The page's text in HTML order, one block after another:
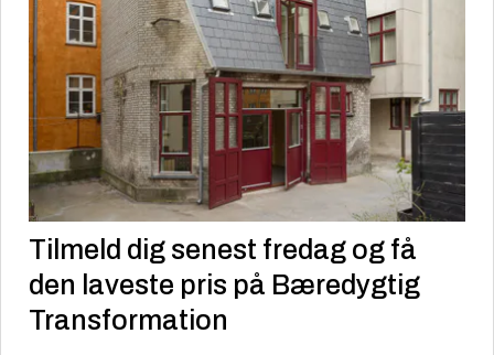
Tilmeld dig senest fredag og få
den laveste pris på Bæredygtig
Transformation